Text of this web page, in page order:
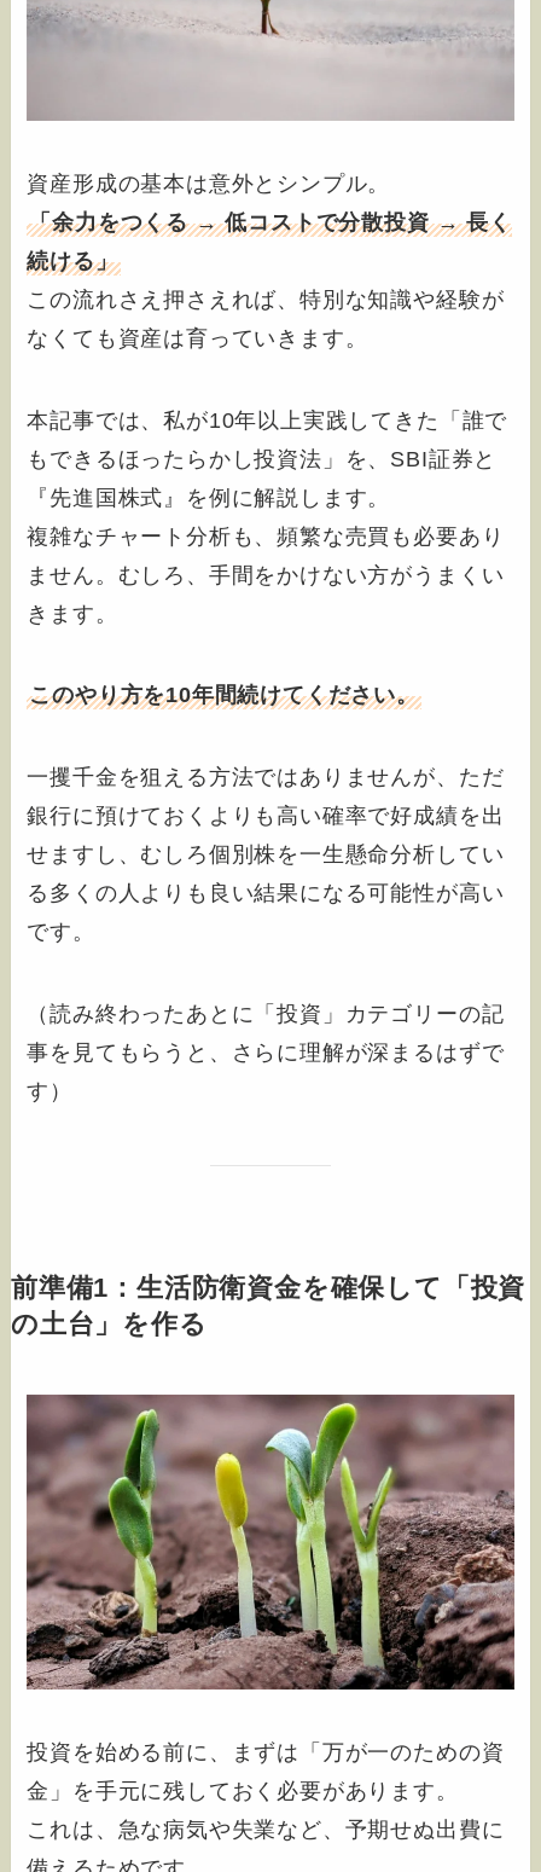
資産形成の基本は意外とシンプル。
「余力をつくる → 低コストで分散投資 → 長く
続ける」
この流れさえ押さえれば、特別な知識や経験が
なくても資産は育っていきます。
本記事では、私が10年以上実践してきた「誰で
もできるほったらかし投資法」を、SBI証券と
『先進国株式』を例に解説します。
複雑なチャート分析も、頻繁な売買も必要あり
ません。むしろ、手間をかけない方がうまくい
きます。
このやり方を10年間続けてください。
一攫千金を狙える方法ではありませんが、ただ
銀行に預けておくよりも高い確率で好成績を出
せますし、むしろ個別株を一生懸命分析してい
る多くの人よりも良い結果になる可能性が高い
です。
（読み終わったあとに「投資」カテゴリーの記
事を見てもらうと、さらに理解が深まるはずで
す）
前準備1：生活防衛資金を確保して「投資
の土台」を作る
投資を始める前に、まずは「万が一のための資
金」を手元に残しておく必要があります。
これは、急な病気や失業など、予期せぬ出費に